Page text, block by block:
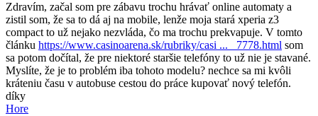
Zdravím, začal som pre zábavu trochu hrávať online automaty a
zistil som, že sa to dá aj na mobile, lenže moja stará xperia z3
compact to už nejako nezvláda, čo ma trochu prekvapuje. V tomto
článku https://www.casinoarena.sk/rubriky/casi ... _7778.html som
sa potom dočítal, že pre niektoré staršie telefóny to už nie je stavané.
Myslíte, že je to problém iba tohoto modelu? nechce sa mi kvôli
kráteniu času v autobuse cestou do práce kupovať nový telefón.
díky
Hore